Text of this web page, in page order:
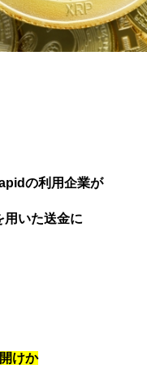
の利用企業が
用いた送金に
けか